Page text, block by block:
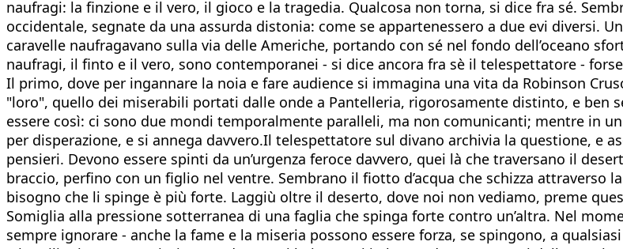
naufragi: la finzione e il vero, il gioco e la tragedia. Qualcosa non torna, si dice fra sé.
occidentale, segnate da una assurda distonia: come se appartenessero a due evi diversi.
caravelle naufragavano sulla via delle Americhe, portando con sé nel fondo dell’oceano
naufragi, il finto e il vero, sono contemporanei - si dice ancora fra sè il telespettatore -
Il primo, dove per ingannare la noia e fare audience si immagina una vita da Robinson
"loro", quello dei miserabili portati dalle onde a Pantelleria, rigorosamente distinto, e ben
essere così: ci sono due mondi temporalmente paralleli, ma non comunicanti; mentre in
per disperazione, e si annega davvero.Il telespettatore sul divano archivia la questione, e
pensieri. Devono essere spinti da un’urgenza feroce davvero, quei là che traversano il
braccio, perfino con un figlio nel ventre. Sembrano il fiotto d’acqua che schizza attraverso
bisogno che li spinge è più forte. Laggiù oltre il deserto, dove noi non vediamo, preme
Somiglia alla pressione sotterranea di una faglia che spinga forte contro un’altra. Nel
sempre ignorare - anche la fame e la miseria possono essere forza, se spingono, a